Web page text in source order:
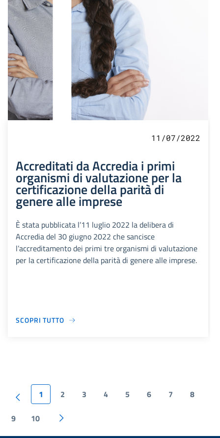
11/07/2022
Accreditati da Accredia i primi
organismi di valutazione per la
certificazione della parità di
genere alle imprese
È stata pubblicata l’11 luglio 2022 la delibera di
Accredia del 30 giugno 2022 che sancisce
l’accreditamento dei primi tre organismi di valutazione
per la certificazione della parità di genere alle imprese.
SCOPRI TUTTO
1 2 3 4 5 6 7 8
9 10